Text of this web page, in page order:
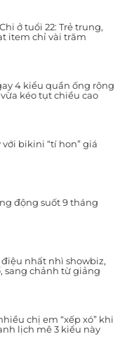
ở tuổi 22: Trẻ trung,
item chỉ vài trăm
4 kiểu quần ống rộng
kéo tụt chiều cao
với bikini “tí hon” giá
động suốt 9 tháng
nhất nhì showbiz,
sang chảnh từ giảng
chị em “xếp xó” khi
lịch mê 3 kiểu này